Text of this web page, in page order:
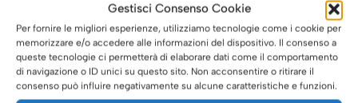
Gestisci Consenso Cookie
Per fornire le migliori esperienze, utilizziamo tecnologie come i cookie per
memorizzare e/o accedere alle informazioni del dispositivo. Il consenso a
queste tecnologie ci permetterà di elaborare dati come il comportamento
di navigazione o ID unici su questo sito. Non acconsentire o ritirare il
consenso può influire negativamente su alcune caratteristiche e funzioni.
SCRIVI ORA LA TUA RICHIESTA DI
INTERVENTO